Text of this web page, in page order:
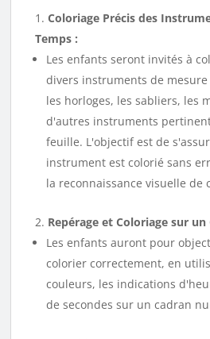
Coloriage Précis des
Temps :
Les enfants seront invités à
divers instruments de
les horloges, les sabliers, les
d'autres instruments
feuille. L'objectif est de
instrument est colorié sans
la reconnaissance visuelle de
Repérage et Coloriage sur
Les enfants auront pour
colorier correctement, en
couleurs, les indications
de secondes sur un cadran